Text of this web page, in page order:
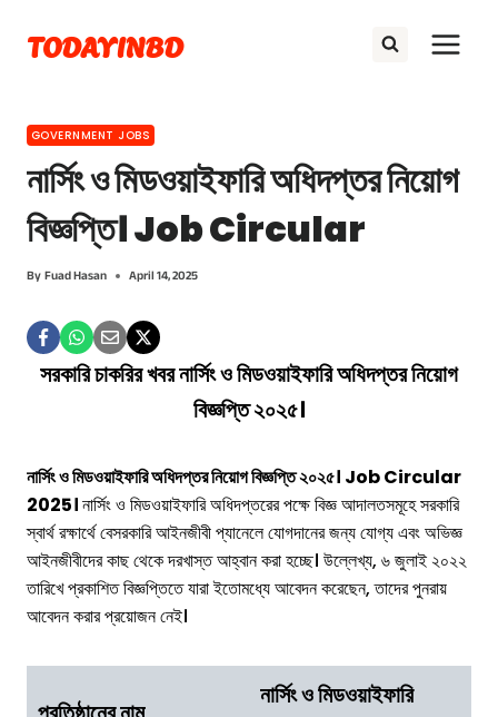
content
TODAYINBD
GOVERNMENT JOBS
নার্সিং ও মিডওয়াইফারি অধিদপ্তর নিয়োগ
বিজ্ঞপ্তি। Job Circular
ByFuad Hasan April 14, 2025
সরকারি চাকরির খবর নার্সিং ও মিডওয়াইফারি অধিদপ্তর নিয়োগ
বিজ্ঞপ্তি ২০২৫।
নার্সিং ও মিডওয়াইফারি অধিদপ্তর নিয়োগ বিজ্ঞপ্তি ২০২৫। Job Circular
2025।নার্সিং ও মিডওয়াইফারি অধিদপ্তরের পক্ষে বিজ্ঞ আদালতসমূহে সরকারি
স্বার্থ রক্ষার্থে বেসরকারি আইনজীবী প্যানেলে যোগদানের জন্য যোগ্য এবং অভিজ্ঞ
আইনজীবীদের কাছ থেকে দরখাস্ত আহ্বান করা হচ্ছে। উল্লেখ্য, ৬ জুলাই ২০২২
তারিখে প্রকাশিত বিজ্ঞপ্তিতে যারা ইতোমধ্যে আবেদন করেছেন, তাদের পুনরায়
আবেদন করার প্রয়োজন নেই।
নার্সিং ও মিডওয়াইফারি